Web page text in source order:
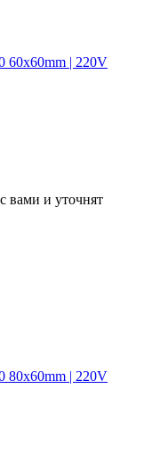
60x60mm | 220V
вами и уточнят
80x60mm | 220V